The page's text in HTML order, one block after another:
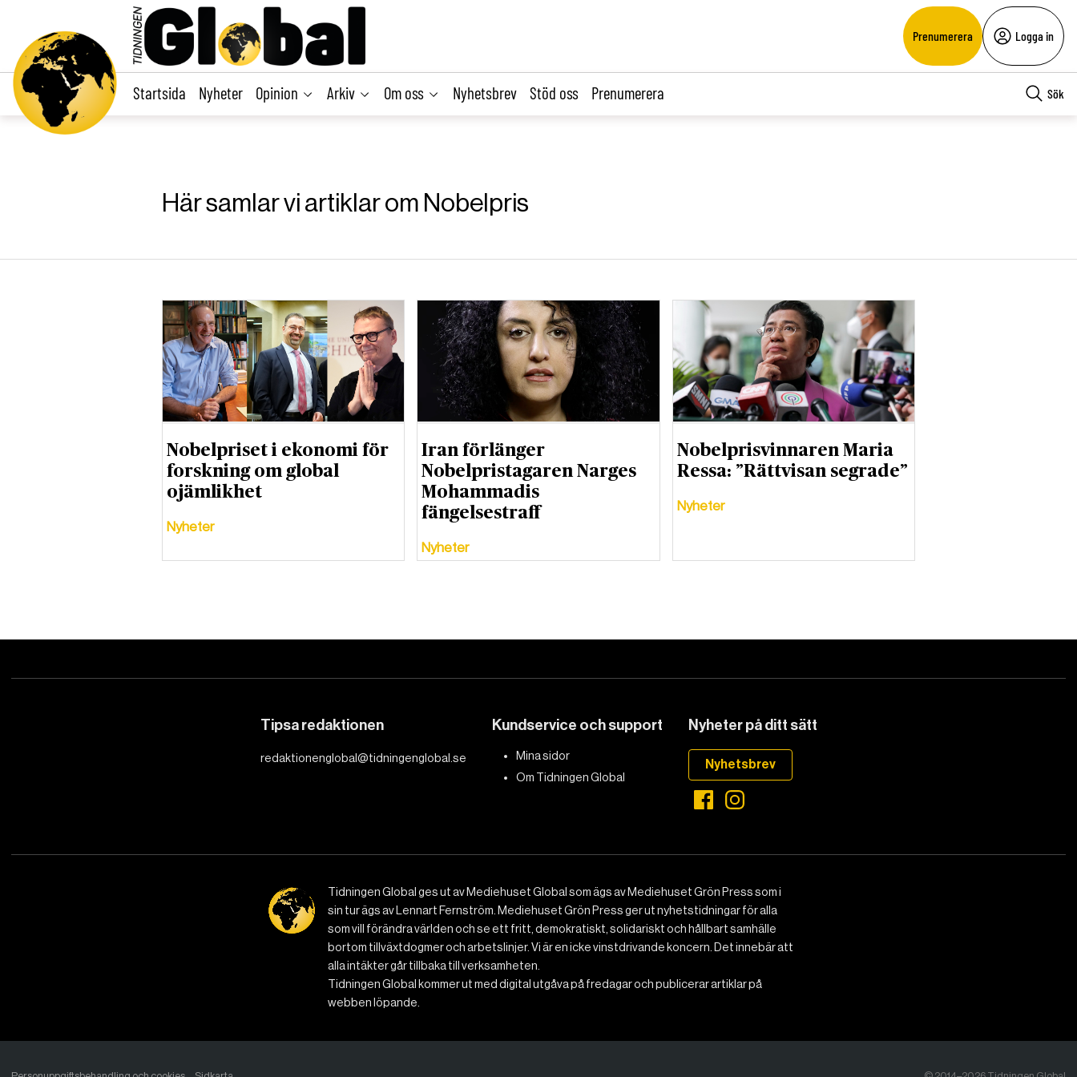
Prenumerera Logga in
Startsida Nyheter Opinion Arkiv Om oss Nyhetsbrev Stöd oss Prenumerera Sök
Här samlar vi artiklar om Nobelpris
Nobelpriset i ekonomi för
forskning om global
ojämlikhet
Nyheter
Iran förlänger
Nobelpristagaren Narges
Mohammadis
fängelsestraff
Nyheter
Nobelprisvinnaren Maria
Ressa: ”Rättvisan segrade”
Nyheter
Tipsa redaktionen
redaktionenglobal@tidningenglobal.se
Kundservice och support
Mina sidor
Om Tidningen Global
Nyheter på ditt sätt
Nyhetsbrev
Tidningen Global ges ut av Mediehuset Global som ägs av Mediehuset Grön Press som i
sin tur ägs av Lennart Fernström. Mediehuset Grön Press ger ut nyhetstidningar för alla
som vill förändra världen och se ett fritt, demokratiskt, solidariskt och hållbart samhälle
bortom tillväxtdogmer och arbetslinjer. Vi är en icke vinstdrivande koncern. Det innebär att
alla intäkter går tillbaka till verksamheten.
Tidningen Global kommer ut med digital utgåva på fredagar och publicerar artiklar på
webben löpande.